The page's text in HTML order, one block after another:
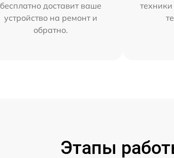
бесплатно доставит ваше
устройство на ремонт и
обратно.
Этапы